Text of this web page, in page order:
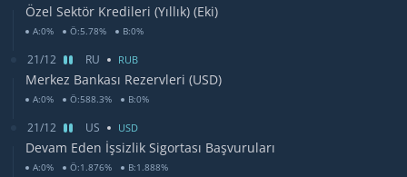
Özel Sektör Kredileri (Yıllık) (Eki)
A:0% Ö:5.78% B:0%
21/12 RU RUB
Merkez Bankası Rezervleri (USD)
A:0% Ö:588.3% B:0%
21/12 US USD
Devam Eden İşsizlik Sigortası Başvuruları
A:0% Ö:1.876% B:1.888%